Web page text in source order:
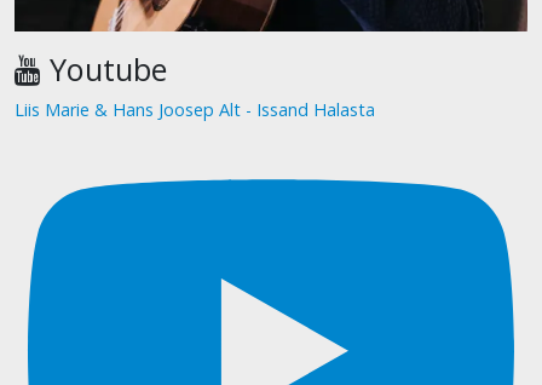
Youtube
Liis Marie & Hans Joosep Alt - Issand Halasta